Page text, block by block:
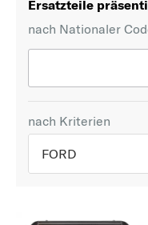
Ersatzteile
nach Nationaler
nach Kriterien
FORD